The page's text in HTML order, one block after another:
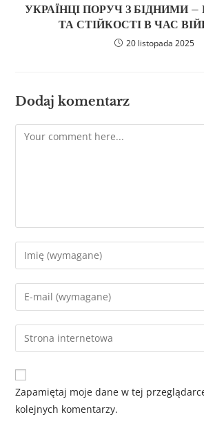
УКРАЇНЦІ ПОРУЧ З БІДНИМИ –
ТА СТІЙКОСТІ В ЧАС
20 listopada 2025
Dodaj komentarz
Zapamiętaj moje dane w tej
kolejnych komentarzy.